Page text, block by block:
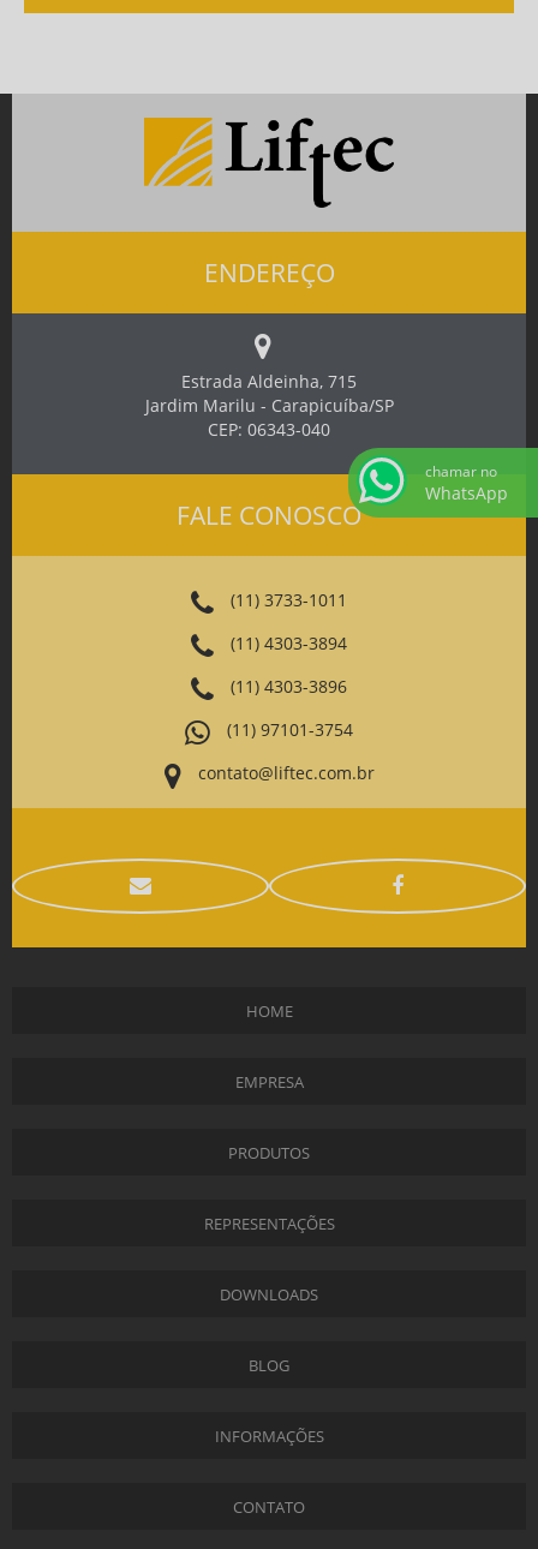
ENDEREÇO
FALE CONOSCO
Estrada Aldeinha, 715
Jardim Marilu - Carapicuíba/SP
CEP: 06343-040
(11) 3733-1011
(11) 4303-3894
(11) 4303-3896
(11) 97101-3754
contato@liftec.com.br
HOME
EMPRESA
PRODUTOS
REPRESENTAÇÕES
DOWNLOADS
BLOG
INFORMAÇÕES
CONTATO
chamar no
WhatsApp